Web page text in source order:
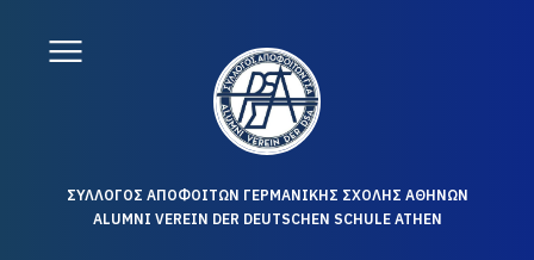
ΣΥΛΛΟΓΟΣ ΑΠΟΦΟΙΤΩΝ ΓΕΡΜΑΝΙΚΗΣ ΣΧΟΛΗΣ ΑΘΗΝΩΝ
ALUMNI VEREIN DER DEUTSCHEN SCHULE ATHEN